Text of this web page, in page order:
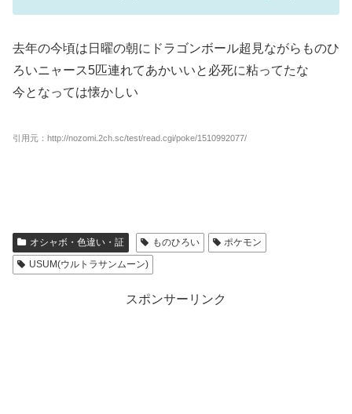
去年の今頃は日曜の朝にドラゴンボール超見ながらものひ
ろいニャース5匹連れてあかいいと必死に粘ってたな
今となっては懐かしい
引用元：http://nozomi.2ch.sc/test/read.cgi/poke/1510992077/
オシャボ・色違い・証 ものひろい
ポケモン
USUM(ウルトラサンムーン)
スポンサーリンク